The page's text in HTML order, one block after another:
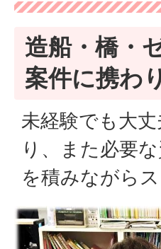
造船・橋・
案件に携わ
未経験でも大
り、また必要
を積みながら